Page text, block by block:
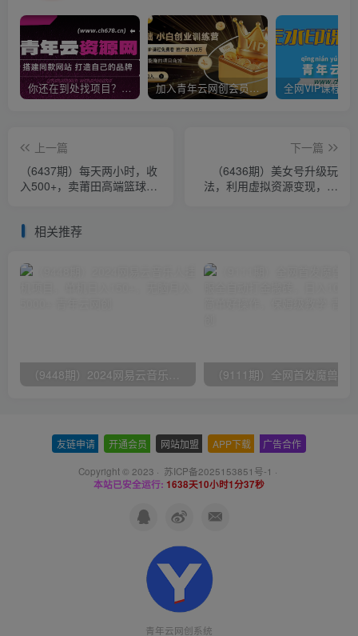
你还在到处找项目？还在当韭菜？我靠卖项目一个月收入5万+，曾经我也是个失败者。 加入青年云网创会员，全站资源免费学习。加入高级合伙人，推广日入1000+
上一篇
（6437期）每天两小时，收
入500+，卖莆田高端篮球
下一篇
（6436期）美女号升级玩
法，利用虚拟资源变现，日
相关推荐
友链申请 开通会员 网站加盟 APP下载 广告合作
Copyright © 2023 · 苏ICP备2025153851号-1 ·
本站已安全运行: 1638天10小时1分37秒
青年云网创系统